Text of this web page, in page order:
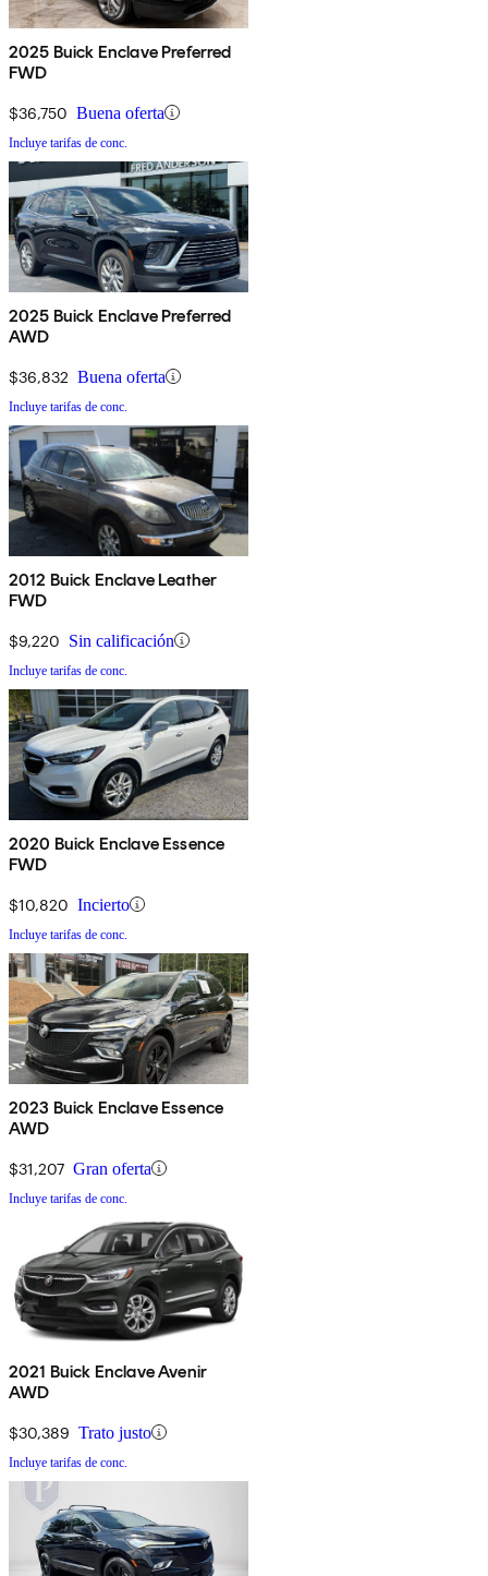
2025 Buick Enclave Preferred
FWD
$36,750 Buena oferta
Incluye tarifas de conc.
2025 Buick Enclave Preferred
AWD
$36,832 Buena oferta
Incluye tarifas de conc.
2012 Buick Enclave Leather
FWD
$9,220 Sin calificación
Incluye tarifas de conc.
2020 Buick Enclave Essence
FWD
$10,820 Incierto
Incluye tarifas de conc.
2023 Buick Enclave Essence
AWD
$31,207 Gran oferta
Incluye tarifas de conc.
2021 Buick Enclave Avenir
AWD
$30,389 Trato justo
Incluye tarifas de conc.